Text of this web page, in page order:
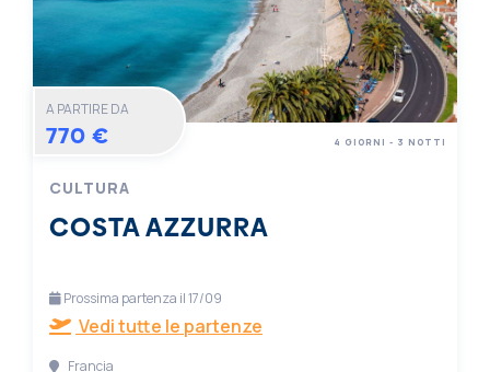
A PARTIRE DA
770 €
CULTURA
COSTA AZZURRA
4 GIORNI - 3 NOTTI
Prossima partenza il 17/09
Vedi tutte le partenze
Francia